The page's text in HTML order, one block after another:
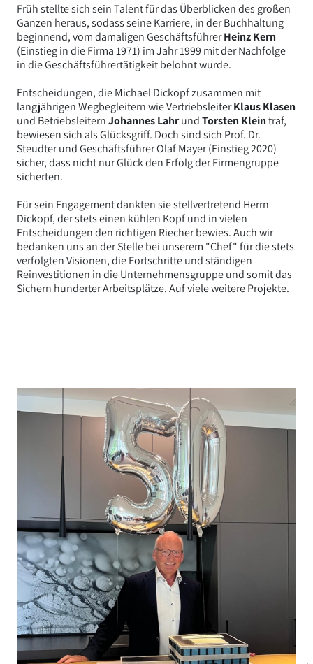
Früh stellte sich sein Talent für das Überblicken des großen
Ganzen heraus, sodass seine Karriere, in der Buchhaltung
beginnend, vom damaligen GeschäftsführerHeinz Kern
(Einstieg in die Firma 1971) im Jahr 1999 mit der Nachfolge
in die Geschäftsführertätigkeit belohnt wurde.
Entscheidungen, die Michael Dickopf zusammen mit
langjährigen Wegbegleitern wie VertriebsleiterKlaus Klasen
und BetriebsleiternJohannes LahrundTorsten Kleintraf,
bewiesen sich als Glücksgriff. Doch sind sich Prof. Dr.
Steudter und Geschäftsführer Olaf Mayer (Einstieg 2020)
sicher, dass nicht nur Glück den Erfolg der Firmengruppe
sicherten.
Für sein Engagement dankten sie stellvertretend Herrn
Dickopf, der stets einen kühlen Kopf und in vielen
Entscheidungen den richtigen Riecher bewies. Auch wir
bedanken uns an der Stelle bei unserem "Chef" für die stets
verfolgten Visionen, die Fortschritte und ständigen
Reinvestitionen in die Unternehmensgruppe und somit das
Sichern hunderter Arbeitsplätze. Auf viele weitere Projekte.